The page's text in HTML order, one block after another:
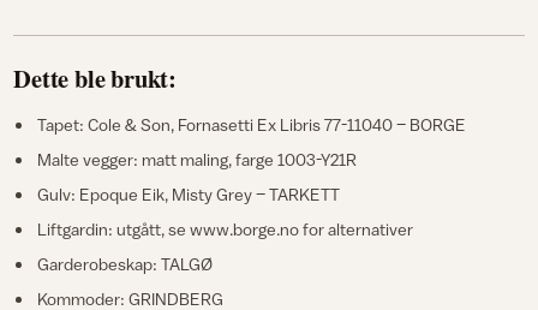
Dette ble brukt:
Tapet: Cole & Son, Fornasetti Ex Libris 77-11040 – BORGE
Malte vegger: matt maling, farge 1003-Y21R
Gulv: Epoque Eik, Misty Grey – TARKETT
Liftgardin: utgått, se www.borge.no for alternativer
Garderobeskap: TALGØ
Kommoder: GRINDBERG